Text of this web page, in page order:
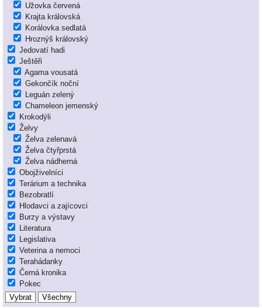
Užovka červená
Krajta královská
Korálovka sedlatá
Hroznýš královský
Jedovatí hadi
Ještěři
Agama vousatá
Gekončík noční
Leguán zelený
Chameleon jemenský
Krokodýli
Želvy
Želva zelenavá
Želva čtyřprstá
Želva nádherná
Obojživelníci
Terárium a technika
Bezobratlí
Hlodavci a zajícovci
Burzy a výstavy
Literatura
Legislativa
Veterina a nemoci
Terahádanky
Černá kronika
Pokec